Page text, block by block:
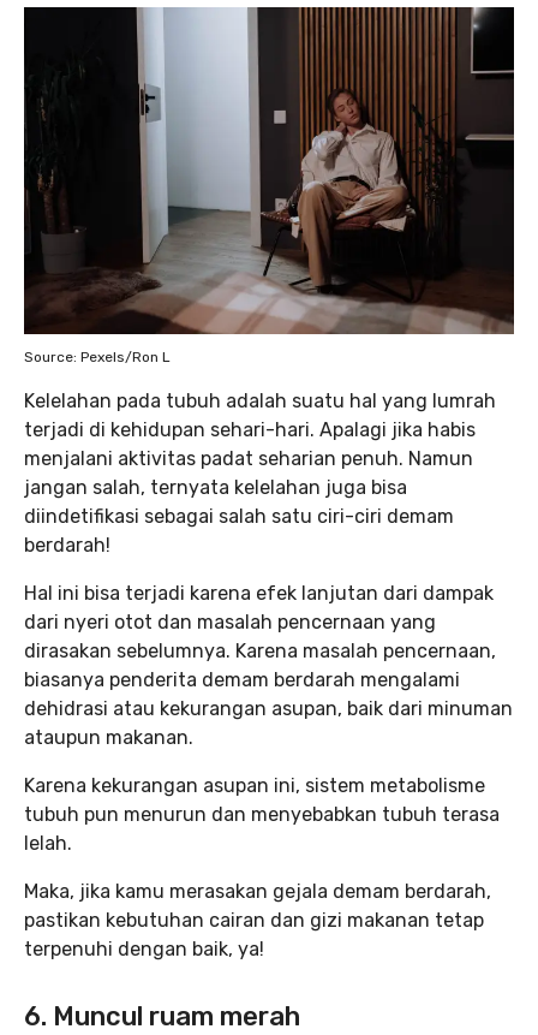
Source: Pexels/Ron L
Kelelahan pada tubuh adalah suatu hal yang lumrah
terjadi di kehidupan sehari-hari. Apalagi jika habis
menjalani aktivitas padat seharian penuh. Namun
jangan salah, ternyata kelelahan juga bisa
diindetifikasi sebagai salah satu ciri-ciri demam
berdarah!
Hal ini bisa terjadi karena efek lanjutan dari dampak
dari nyeri otot dan masalah pencernaan yang
dirasakan sebelumnya. Karena masalah pencernaan,
biasanya penderita demam berdarah mengalami
dehidrasi atau kekurangan asupan, baik dari minuman
ataupun makanan.
Karena kekurangan asupan ini, sistem metabolisme
tubuh pun menurun dan menyebabkan tubuh terasa
lelah.
Maka, jika kamu merasakan gejala demam berdarah,
pastikan kebutuhan cairan dan gizi makanan tetap
terpenuhi dengan baik, ya!
6. Muncul ruam merah